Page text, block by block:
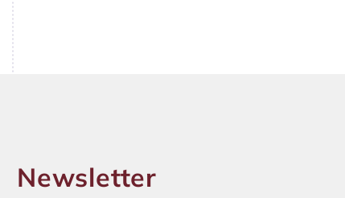
Newsletter